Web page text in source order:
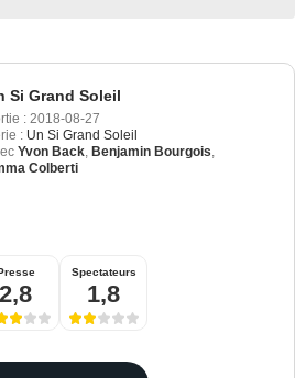
Si Grand Soleil
: 2018-08-27
: Un Si Grand Soleil
Yvon Back Benjamin Bourgois
Colberti
2,8
Spectateurs
1,8